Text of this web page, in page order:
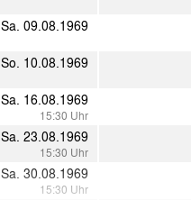
Sa. 09.08.1969
So. 10.08.1969
Sa. 16.08.1969
15:30 Uhr
Sa. 23.08.1969
15:30 Uhr
Sa. 30.08.1969
15:30 Uhr